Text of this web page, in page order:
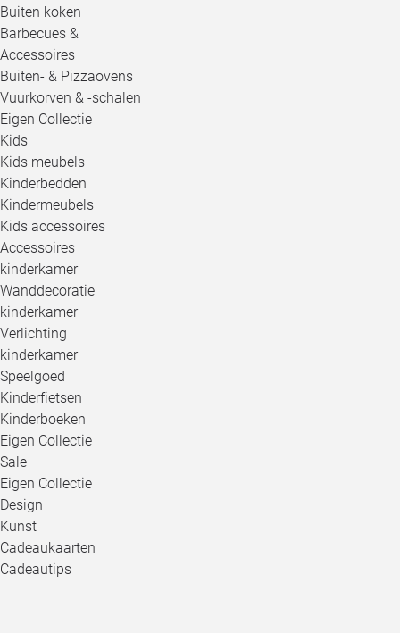
Buiten koken
Barbecues &
Accessoires
Buiten- & Pizzaovens
Vuurkorven & -schalen
Eigen Collectie
Kids
Kids meubels
Kinderbedden
Kindermeubels
Kids accessoires
Accessoires
kinderkamer
Wanddecoratie
kinderkamer
Verlichting
kinderkamer
Speelgoed
Kinderfietsen
Kinderboeken
Eigen Collectie
Sale
Eigen Collectie
Design
Kunst
Cadeaukaarten
Cadeautips